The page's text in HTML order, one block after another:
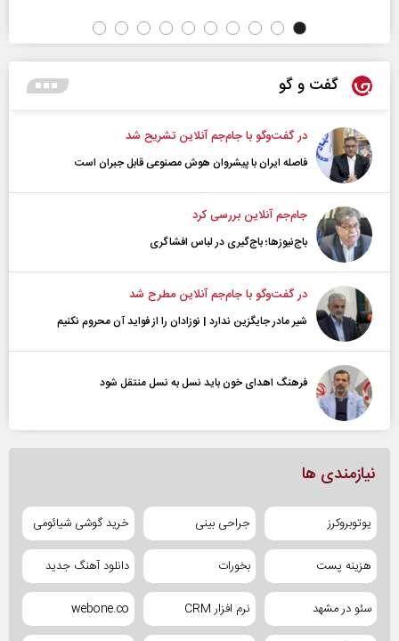
گفت و گو
در گفت‌و‌گو با جام‌جم آنلاین تشریح شد
فاصله ایران با پیشرو‌ان هوش مصنوعی قابل جبران است
جام‌جم آنلاین بررسی کرد
باج‌نیوزها؛ باج‌گیری در لباس افشاگری
در گفت‌و‌گو با جام‌جم آنلاین مطرح شد
شیر مادر جایگزین ندارد | نوزادان را از فواید آن محروم نکنیم
فرهنگ اهدای خون باید نسل به نسل منتقل شود
نیازمندی ها
یوتوبروکرز جراحی بینی خرید گوشی شیائومی
هزینه پست بخورات دانلود آهنگ جدید
سئو در مشهد نرم افزار CRM webone.co